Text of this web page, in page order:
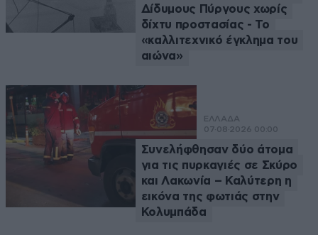
Δίδυμους Πύργους χωρίς
δίχτυ προστασίας - Το
«καλλιτεχνικό έγκλημα του
αιώνα»
ΕΛΛΑΔΑ
07·08·2026 00:00
Συνελήφθησαν δύο άτομα
για τις πυρκαγιές σε Σκύρο
και Λακωνία – Καλύτερη η
εικόνα της φωτιάς στην
Κολυμπάδα